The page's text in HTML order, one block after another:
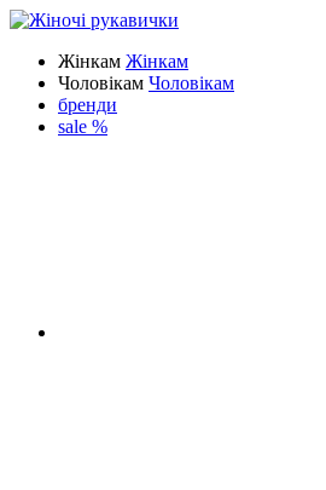
Жінкам Жінкам
Чоловікам Чоловікам
бренди
sale %